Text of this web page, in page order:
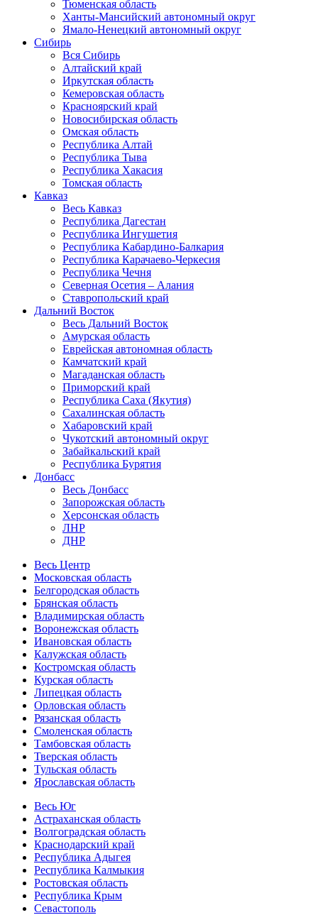
Тюменская область
Ханты-Мансийский автономный округ
Ямало-Ненецкий автономный округ
Сибирь
Вся Сибирь
Алтайский край
Иркутская область
Кемеровская область
Красноярский край
Новосибирская область
Омская область
Республика Алтай
Республика Тыва
Республика Хакасия
Томская область
Кавказ
Весь Кавказ
Республика Дагестан
Республика Ингушетия
Республика Кабардино-Балкария
Республика Карачаево-Черкесия
Республика Чечня
Северная Осетия – Алания
Ставропольский край
Дальний Восток
Весь Дальний Восток
Амурская область
Еврейская автономная область
Камчатский край
Магаданская область
Приморский край
Республика Саха (Якутия)
Сахалинская область
Хабаровский край
Чукотский автономный округ
Забайкальский край
Республика Бурятия
Донбасс
Весь Донбасс
Запорожская область
Херсонская область
ЛНР
ДНР
Весь Центр
Московская область
Белгородская область
Брянская область
Владимирская область
Воронежская область
Ивановская область
Калужская область
Костромская область
Курская область
Липецкая область
Орловская область
Рязанская область
Смоленская область
Тамбовская область
Тверская область
Тульская область
Ярославская область
Весь Юг
Астраханская область
Волгоградская область
Краснодарский край
Республика Адыгея
Республика Калмыкия
Ростовская область
Республика Крым
Севастополь